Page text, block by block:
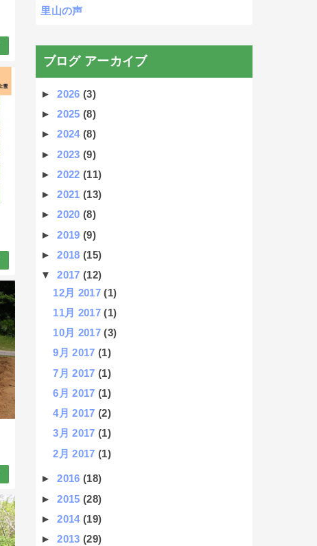
里山の声
ブログ アーカイブ
►2026(3)
►2025(8)
►2024(8)
►2023(9)
►2022(11)
►2021(13)
►2020(8)
►2019(9)
►2018(15)
▼2017(12)
12月 2017(1)
11月 2017(1)
10月 2017(3)
9月 2017(1)
7月 2017(1)
6月 2017(1)
4月 2017(2)
3月 2017(1)
2月 2017(1)
►2016(18)
►2015(28)
►2014(19)
►2013(29)